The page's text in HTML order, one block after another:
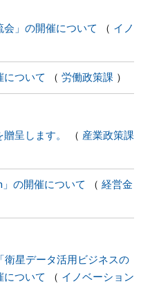
会」の開催について
イノ
について 労働政策課
呈します。 産業政策課
の開催について
経営金
衛星データ活用ビジネスの
について
イノベーション